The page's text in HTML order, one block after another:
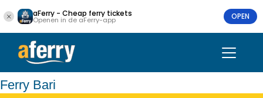
aFerry - Cheap ferry tickets
Openen in de aFerry-app OPEN
Ferry Bari